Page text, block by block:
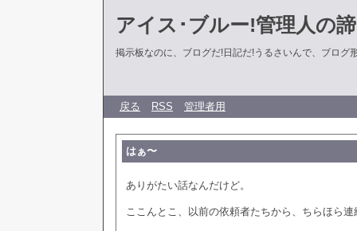
アイス･ブルー!管理人の
掲示板なのに、ブログだ!日記だ!うるさいんで、ブログ
戻る RSS 管理者用
はぁ〜
ありがたい話なんだけど。
ここんとこ、以前の依頼者たちから、ちらほら連